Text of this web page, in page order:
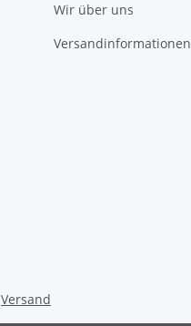
Wir über uns
Versandinformationen
Versand